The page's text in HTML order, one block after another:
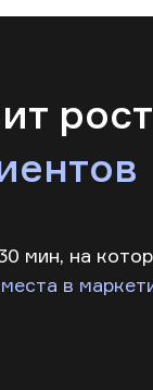
мин, на
в